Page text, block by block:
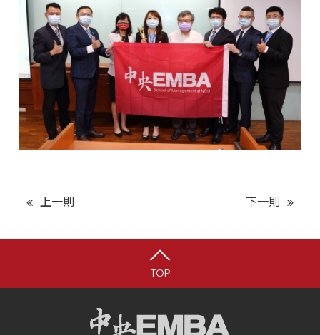
上一則 下一則
TOP